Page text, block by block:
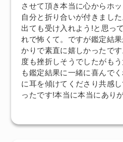
させて頂き本当に心からホ
自分と折り合いが付きまし
出ても受け入れよう!と思っ
れで怖くて。ですが鑑定結
かりで素直に嬉しかったで
度も挫折しそうでしたがも
も鑑定結果に一緒に喜んで
に耳を傾けてくださり共感
ったです!本当に本当にあり